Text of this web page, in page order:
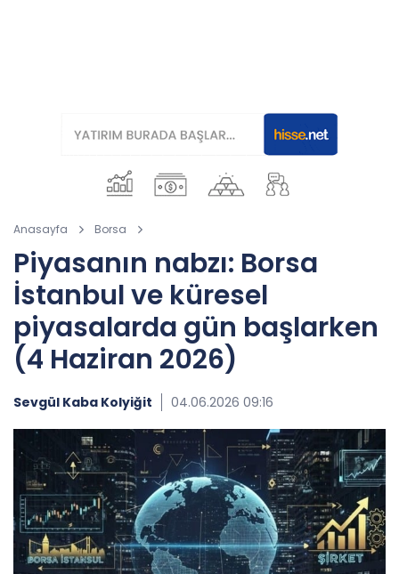
Anasayfa Borsa
Piyasanın nabzı: Borsa
İstanbul ve küresel
piyasalarda gün başlarken
(4 Haziran 2026)
Sevgül Kaba Kolyiğit 04.06.2026 09:16